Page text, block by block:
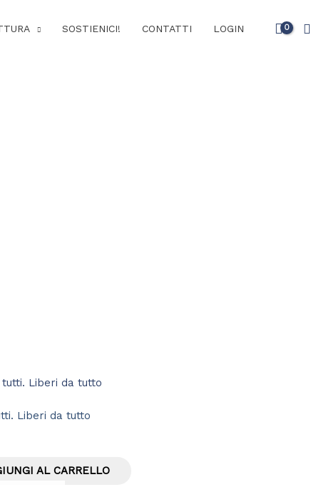
SOSTIENICI! CONTATTI LOGIN
Liberi da tutto
AL CARRELLO